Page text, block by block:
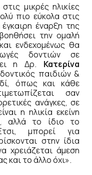
μικρές ηλικίες
πιο εύκολα στις
έναρξη της
την ομαλή
ενδεχομένως θα
δοντιών σε
η Δρ. Κατερίνα
παιδιών &
όπως και κάθε
σαν
ανάγκες, σε
η ηλικία εκείνη
αλλά το ίδιο το
μπορεί για
στην ίδια
χρειάζεται άμεση
και το άλλο όχι».